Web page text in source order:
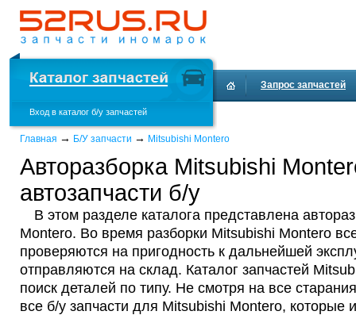
Вход в каталог б/у запчастей
Запрос запчастей
Главная → Б/У запчасти → Mitsubishi Montero
Авторазборка Mitsubishi
автозапчасти б/у
В этом разделе каталога представлена
Montero. Во время разборки Mitsubishi Montero
проверяются на пригодность к дальнейшей
отправляются на склад. Каталог запчастей
поиск деталей по типу. Не смотря на все
все б/у запчасти для Mitsubishi Montero, которые